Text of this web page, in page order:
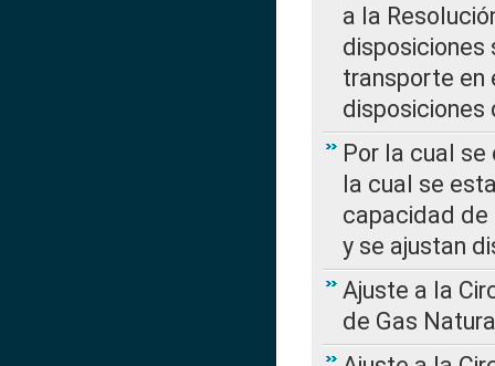
a la
disposiciones
transporte en
disposiciones
Por la cual se
la cual se
capacidad de
y se ajustan
Ajuste a la
de Gas